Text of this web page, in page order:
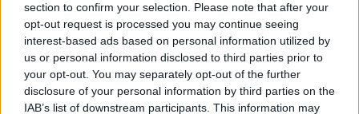
section to confirm your selection. Please note that after your
opt-out request is processed you may continue seeing
interest-based ads based on personal information utilized by
us or personal information disclosed to third parties prior to
your opt-out. You may separately opt-out of the further
disclosure of your personal information by third parties on the
IAB’s list of downstream participants. This information may